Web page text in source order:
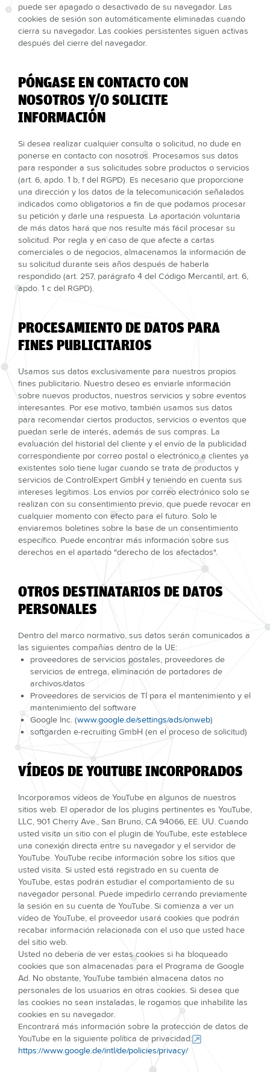
puede ser apagado o desactivado de su navegador. Las
cookies de sesión son automáticamente eliminadas cuando
cierra su navegador. Las cookies persistentes siguen activas
después del cierre del navegador.
PÓNGASE EN CONTACTO CON
NOSOTROS Y/O SOLICITE
INFORMACIÓN
Si desea realizar cualquier consulta o solicitud, no dude en
ponerse en contacto con nosotros. Procesamos sus datos
para responder a sus solicitudes sobre productos o servicios
(art. 6, apdo. 1 b, f del RGPD). Es necesario que proporcione
una dirección y los datos de la telecomunicación señalados
indicados como obligatorios a fin de que podamos procesar
su petición y darle una respuesta. La aportación voluntaria
de más datos hará que nos resulte más fácil procesar su
solicitud. Por regla y en caso de que afecte a cartas
comerciales o de negocios, almacenamos la información de
su solicitud durante seis años después de haberla
respondido (art. 257, parágrafo 4 del Código Mercantil, art. 6,
apdo. 1 c del RGPD).
PROCESAMIENTO DE DATOS PARA
FINES PUBLICITARIOS
Usamos sus datos exclusivamente para nuestros propios
fines publicitario. Nuestro deseo es enviarle información
sobre nuevos productos, nuestros servicios y sobre eventos
interesantes. Por ese motivo, también usamos sus datos
para recomendar ciertos productos, servicios o eventos que
puedan serle de interés, además de sus compras. La
evaluación del historial del cliente y el envío de la publicidad
correspondiente por correo postal o electrónico a clientes ya
existentes solo tiene lugar cuando se trata de productos y
servicios de ControlExpert GmbH y teniendo en cuenta sus
intereses legítimos. Los envíos por correo electrónico solo se
realizan con su consentimiento previo, que puede revocar en
cualquier momento con efecto para el futuro. Solo le
enviaremos boletines sobre la base de un consentimiento
específico. Puede encontrar más información sobre sus
derechos en el apartado "derecho de los afectados".
OTROS DESTINATARIOS DE DATOS
PERSONALES
Dentro del marco normativo, sus datos serán comunicados a
las siguientes compañías dentro de la UE:
proveedores de servicios postales, proveedores de
servicios de entrega, eliminación de portadores de
archivos/datos
Proveedores de servicios de TI para el mantenimiento y el
mantenimiento del software
Google Inc. (www.google.de/settings/ads/onweb)
softgarden e-recruiting GmbH (en el proceso de solicitud)
VÍDEOS DE YOUTUBE INCORPORADOS
Incorporamos vídeos de YouTube en algunos de nuestros
sitios web. El operador de los plugins pertinentes es YouTube,
LLC, 901 Cherry Ave., San Bruno, CA 94066, EE. UU. Cuando
usted visita un sitio con el plugin de YouTube, este establece
una conexión directa entre su navegador y el servidor de
YouTube. YouTube recibe información sobre los sitios que
usted visita. Si usted está registrado en su cuenta de
YouTube, estas podrán estudiar el comportamiento de su
navegador personal. Puede impedirlo cerrando previamente
la sesión en su cuenta de YouTube. Si comienza a ver un
vídeo de YouTube, el proveedor usará cookies que podrán
recabar información relacionada con el uso que usted hace
del sitio web.
Usted no debería de ver estas cookies si ha bloqueado
cookies que son almacenadas para el Programa de Google
Ad. No obstante, YouTube también almacena datos no
personales de los usuarios en otras cookies. Si desea que
las cookies no sean instaladas, le rogamos que inhabilite las
cookies en su navegador.
Encontrará más información sobre la protección de datos de
YouTube en la siguiente política de privacidad:
https://www.google.de/intl/de/policies/privacy/